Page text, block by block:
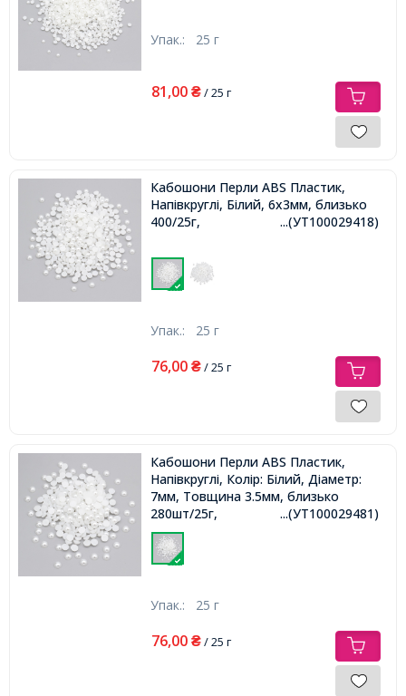
Упак.: 25 г
81,00 ₴/ 25 г
Кабошони Перли ABS Пластик,
Напівкруглі, Білий, 6х3мм, близько
400/25г,
...(УТ100029418)
Упак.: 25 г
76,00 ₴/ 25 г
Кабошони Перли ABS Пластик,
Напівкруглі, Колір: Білий, Діаметр:
7мм, Товщина 3.5мм, близько
280шт/25г,
...(УТ100029481)
Упак.: 25 г
76,00 ₴/ 25 г